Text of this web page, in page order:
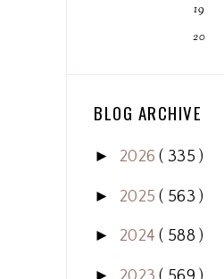
19
20
BLOG ARCHIVE
► 2026( 335 )
► 2025( 563 )
► 2024( 588 )
►